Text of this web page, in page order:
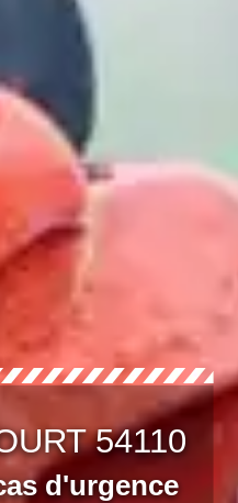
54110
d'urgence